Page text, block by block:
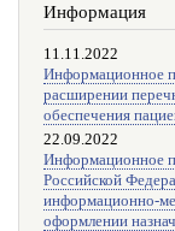
Информация
11.11.2022
Информационное
расширении
обеспечения
22.09.2022
Информационное
Российской
информационно-
оформлении